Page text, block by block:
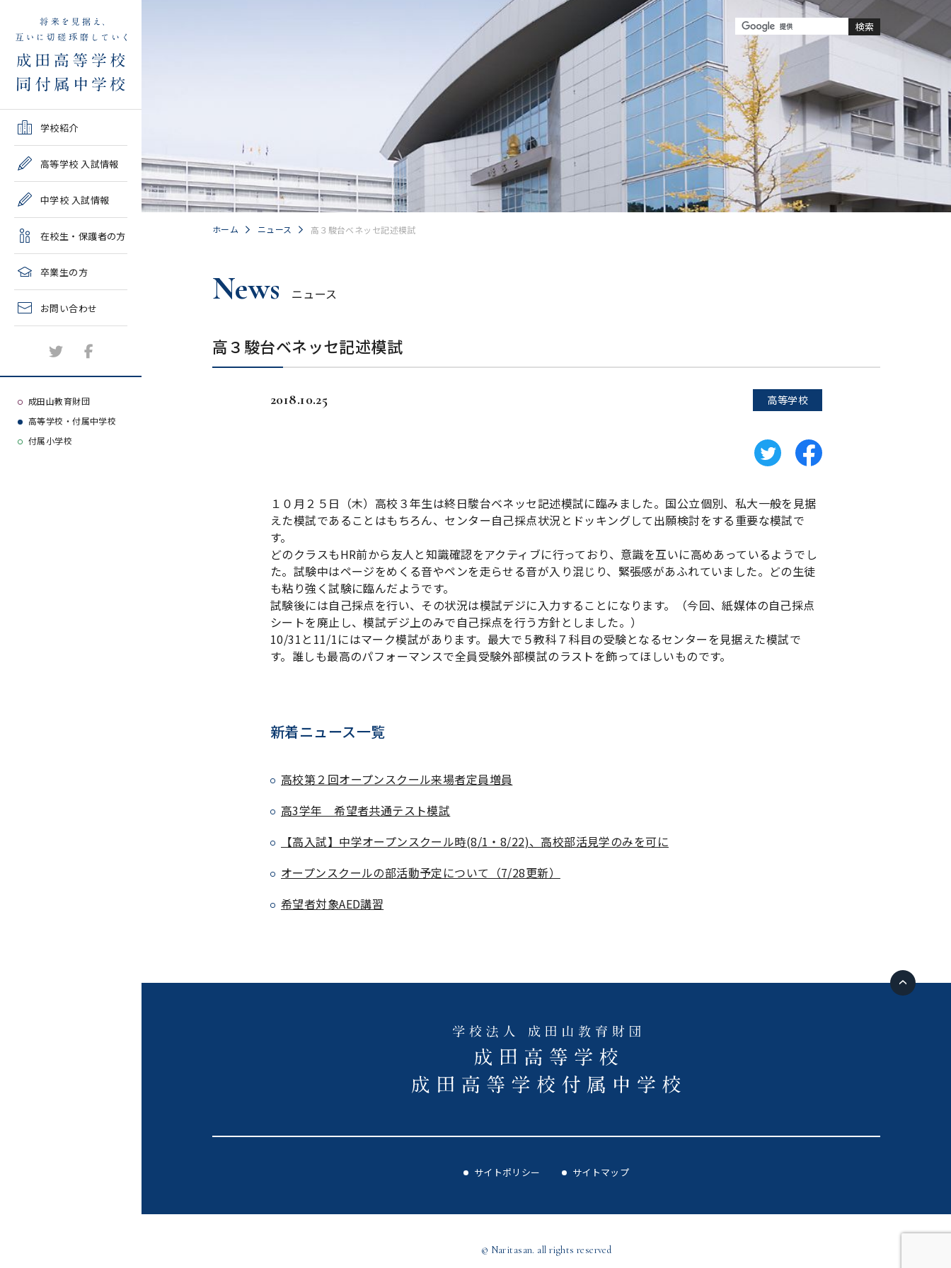
学校紹介
中学情報
高校クラブ紹介
中学クラブ紹介
施設紹介
よくある質問
大学等合格実績
高等学校 入試情報
試結果一覧
学校説明会、一般公開行
事、塾対象入試説明会
中学校 入試情報
試結果一覧
学校説明会、入試説明
会、一般公開行事
在校生・保護者の方
処について
年間教育計画
臨時休校等の特別措置に
卒業生の方
み
2027年度教育実習申し込
み
お問い合わせ
成田山教育財団
高等学校・付属中学校
付属小学校
ホーム ニュース 高３駿台ベネッセ記述模試
News ニュース
高３駿台ベネッセ記述模試
2018.10.25 高等学校
１０月２５日（木）高校３年生は終日駿台ベネッセ記述模試に臨みました。国公立個別、私大一般を見据
えた模試であることはもちろん、センター自己採点状況とドッキングして出願検討をする重要な模試で
す。
どのクラスもHR前から友人と知識確認をアクティブに行っており、意識を互いに高めあっているようでし
た。試験中はページをめくる音やペンを走らせる音が入り混じり、緊張感があふれていました。どの生徒
も粘り強く試験に臨んだようです。
試験後には自己採点を行い、その状況は模試デジに入力することになります。（今回、紙媒体の自己採点
シートを廃止し、模試デジ上のみで自己採点を行う方針としました。）
10/31と11/1にはマーク模試があります。最大で５教科７科目の受験となるセンターを見据えた模試で
す。誰しも最高のパフォーマンスで全員受験外部模試のラストを飾ってほしいものです。
新着ニュース一覧
高校第２回オープンスクール来場者定員増員
高3学年 希望者共通テスト模試
【高入試】中学オープンスクール時(8/1・8/22)、高校部活見学のみを可に
オープンスクールの部活動予定について（7/28更新）
希望者対象AED講習
サイトポリシー サイトマップ
© Naritasan. all rights reserved